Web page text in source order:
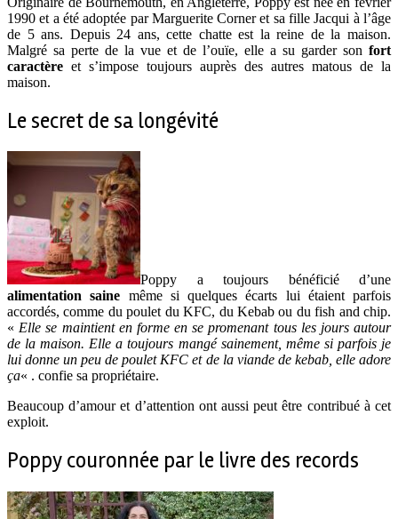
1990 et a été adoptée par Marguerite Corner et sa fille Jacqui à l’âge
de 5 ans. Depuis 24 ans, cette chatte est la reine de la maison.
Malgré sa perte de la vue et de l’ouïe, elle a su garder son fort
caractère et s’impose toujours auprès des autres matous de la
maison.
Le secret de sa longévité
Poppy a toujours bénéficié d’une
alimentation saine même si quelques écarts lui étaient parfois
accordés, comme du poulet du KFC, du Kebab ou du fish and chip.
«Elle se maintient en forme en se promenant tous les jours autour
de la maison. Elle a toujours mangé sainement, même si parfois je
lui donne un peu de poulet KFC et de la viande de kebab, elle adore
ça« . confie sa propriétaire.
Beaucoup d’amour et d’attention ont aussi peut être contribué à cet
exploit.
Poppy couronnée par le livre des records